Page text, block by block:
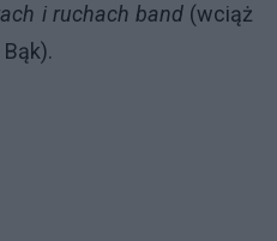
i ruchach band(wciąż